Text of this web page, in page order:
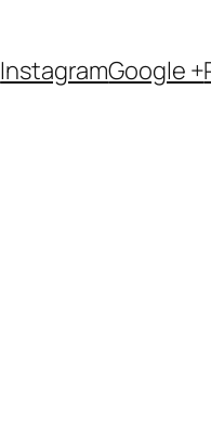
InstagramGoogle +